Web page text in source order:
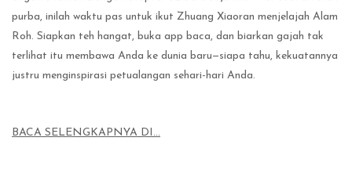
purba, inilah waktu pas untuk ikut Zhuang Xiaoran menjelajah Alam
Roh. Siapkan teh hangat, buka app baca, dan biarkan gajah tak
terlihat itu membawa Anda ke dunia baru—siapa tahu, kekuatannya
justru menginspirasi petualangan sehari-hari Anda.
BACA SELENGKAPNYA DI…